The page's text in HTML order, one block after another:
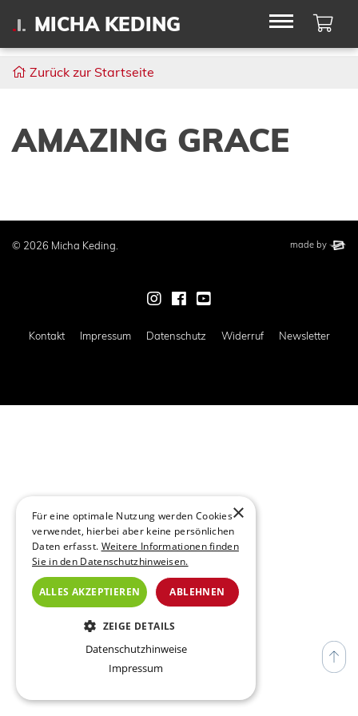
MICHA KEDING
Zurück zur Startseite
AMAZING GRACE
© 2026 Micha Keding. This website
made by elbsite
Zur Instagram-Seite von
Zur Facebook-Seite von
Zur Youtube-Seite
Kontakt Impressum Datenschutz Widerruf Newsletter
×
Für eine optimale Nutzung werden Cookies
verwendet, hierbei aber keine persönlichen
Daten erfasst. Weitere Informationen finden
Sie in den Datenschutzhinweisen.
ALLES AKZEPTIEREN ABLEHNEN
ZEIGE DETAILS
ESSENZIELL
Datenschutzhinweise
Impressum